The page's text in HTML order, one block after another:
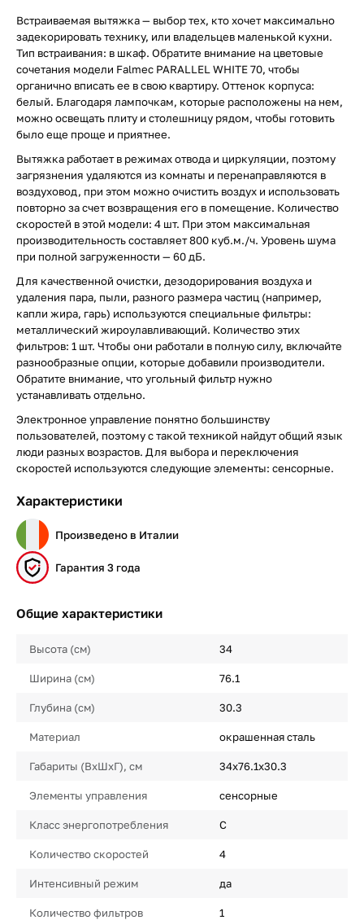
Встраиваемая вытяжка — выбор тех, кто хочет максимально
задекорировать технику, или владельцев маленькой кухни.
Тип встраивания: в шкаф. Обратите внимание на цветовые
сочетания модели Falmec PARALLEL WHITE 70, чтобы
органично вписать ее в свою квартиру. Оттенок корпуса:
белый. Благодаря лампочкам, которые расположены на нем,
можно освещать плиту и столешницу рядом, чтобы готовить
было еще проще и приятнее.
Вытяжка работает в режимах отвода и циркуляции, поэтому
загрязнения удаляются из комнаты и перенаправляются в
воздуховод, при этом можно очистить воздух и использовать
повторно за счет возвращения его в помещение. Количество
скоростей в этой модели: 4 шт. При этом максимальная
производительность составляет 800 куб.м./ч. Уровень шума
при полной загруженности — 60 дБ.
Для качественной очистки, дезодорирования воздуха и
удаления пара, пыли, разного размера частиц (например,
капли жира, гарь) используются специальные фильтры:
металлический жироулавливающий. Количество этих
фильтров: 1 шт. Чтобы они работали в полную силу, включайте
разнообразные опции, которые добавили производители.
Обратите внимание, что угольный фильтр нужно
устанавливать отдельно.
Электронное управление понятно большинству
пользователей, поэтому с такой техникой найдут общий язык
люди разных возрастов. Для выбора и переключения
скоростей используются следующие элементы: сенсорные.
Характеристики
Произведено в Италии
Гарантия 3 года
Общие характеристики
Высота (см) 34
Ширина (см) 76.1
Глубина (см) 30.3
Материал окрашенная сталь
Габариты (ВхШхГ), см 34х76.1х30.3
Элементы управления сенсорные
Класс энергопотребления C
Количество скоростей 4
Интенсивный режим да
Количество фильтров 1